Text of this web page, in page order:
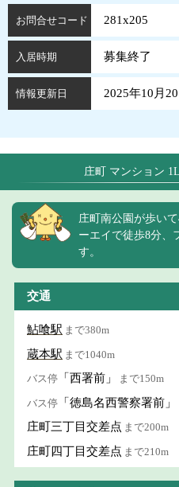
お問合せコード 281x205
入居時期 募集終了
情報更新日 2025年10月20
庄町 マンション
庄町南公園が歩い
ーエイで徒歩8分、
す。
交通
鮎喰駅 まで380m
蔵本駅 まで1040m
バス停 「西署前」 まで150m
バス停 「徳島名西警察署前」
庄町三丁目交差点 まで200m
庄町四丁目交差点 まで210m